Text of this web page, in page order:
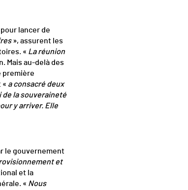
lancer de
», assurent les
« La réunion
Mais au-delà des
première
« a consacré deux
de la souveraineté
y arriver. Elle
le gouvernement
et
et la
« Nous